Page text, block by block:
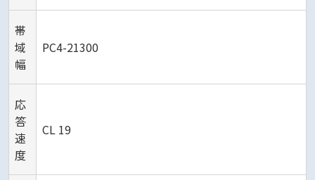
帯
域
幅
PC4-21300
応
答
速
度
CL 19